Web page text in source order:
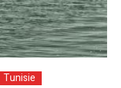
Tunisie